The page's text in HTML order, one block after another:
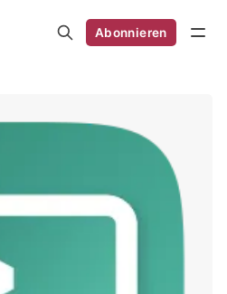
Abonnieren